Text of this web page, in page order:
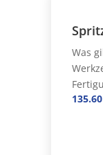
Was
135.60